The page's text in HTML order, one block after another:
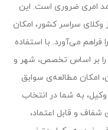
امری ضروری است. این
وکلای سراسر کشور، امکان
می‌آورد. با استفاده
را بر اساس تخصص، شهر و
امکان مطالعه‌ی سوابق
به شما در انتخاب
شفاف و قابل اعتماد،